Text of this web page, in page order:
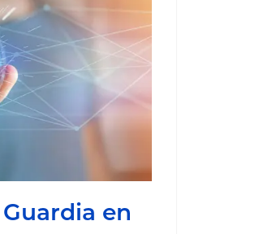
en